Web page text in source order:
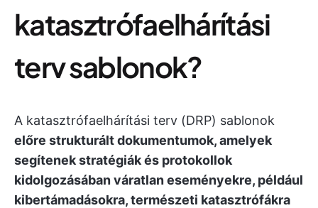
katasztrófaelhárítási
terv sablonok?
A katasztrófaelhárítási terv (DRP) sablonok
előre strukturált dokumentumok, amelyek
segítenek stratégiák és protokollok
kidolgozásában váratlan eseményekre, például
kibertámadásokra, természeti katasztrófákra